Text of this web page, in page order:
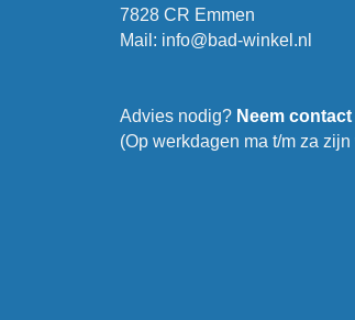
7828 CR Emmen
Mail : info@bad-winkel.nl
Advies nodig? Neem
(Op werkdagen ma t/m za